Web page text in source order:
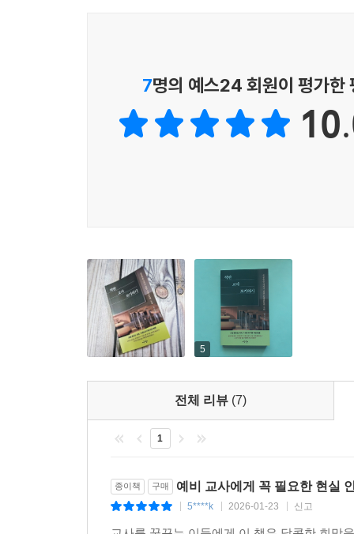
좋은 교사1.
사회가 길들이는 착한 교사
지식과 인성을 균형 있게 성장하도록 돕는 것이
불편한 진실을 직면해야 하는 상황에서도, 교사
억제하며, 교육적 판단보다는 외부 기준에 맞추어
이런 상황에서 우리는 질문해야 한다. 우리가
지키기 위해, 사회는 교사에게 어떤 역할을 요구
우리는, 교사와 사회가 함께 고민하며, 진정한 교
좋은 교사2.
선생님이 말하는 착한 교사 = 나쁜 교사
오늘날 학교에서 교사가 겪는 압박은 눈에 보이
인격 형성을 책임지는 장임에도 불구하고, 교사
만족도, 행정적 평가 등 수치와 결과 중심의 기
7명의 예스24 회원이 평가한
5
전체 리뷰 (7)
1
종이책 구매 예비 교사에게 꼭 필요한 현실
5****k 2026-01-23 신고